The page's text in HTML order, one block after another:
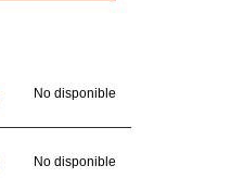
No disponible
No disponible